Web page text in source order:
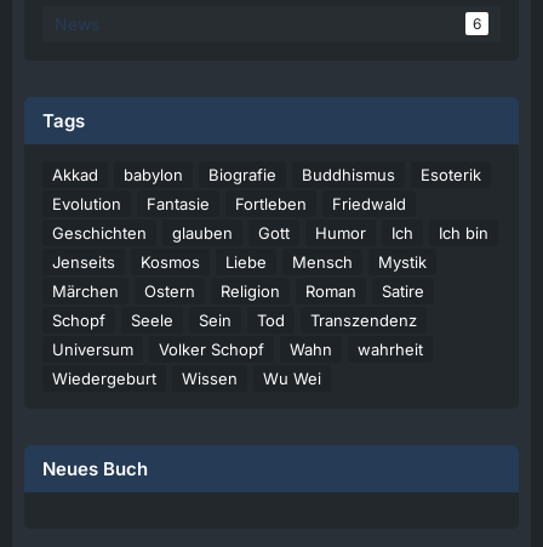
News 6
Tags
Akkad babylon Biografie Buddhismus
Esoterik
Evolution
Fantasie Fortleben
Friedwald
Geschichten
glauben Gott Humor Ich
Ich bin
Jenseits
Kosmos Liebe Mensch
Mystik
Märchen
Ostern Religion Roman
Satire
Schopf
Seele Sein Tod
Transzendenz
Universum
Volker Schopf Wahn
wahrheit
Wiedergeburt
Wissen Wu Wei
Neues Buch